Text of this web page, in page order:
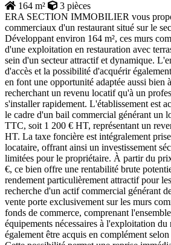
164 m²
3 pièces
ERA SECTION IMMOBILIER vous
commerciaux d'un restaurant situé sur le
Développant environ 164 m², ces murs
d'une exploitation en restauration avec
sein d'un secteur attractif et dynamique.
d'accès et la possibilité d'acquérir
en font une opportunité adaptée aussi bien
recherchant un revenu locatif qu'à un
s'installer rapidement. L'établissement est
le cadre d'un bail commercial générant un
TTC, soit 1 200 € HT, représentant un
HT. La taxe foncière est intégralement
locataire, offrant ainsi un investissement
limitées pour le propriétaire. À partir du
€, ce bien offre une rentabilité brute
rendement particulièrement attractif pour
recherche d'un actif commercial générant
vente porte exclusivement sur les murs
fonds de commerce, comprenant
équipements nécessaires à l'exploitation du
également être acquis en complément